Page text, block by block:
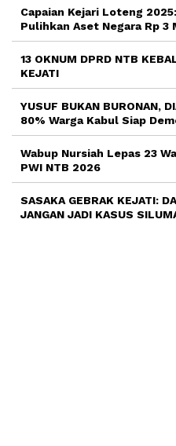
Capaian Kejari Loteng
Pulihkan Aset Negara Rp 3
13 OKNUM DPRD NTB
KEJATI
YUSUF BUKAN BURONAN,
80% Warga Kabul Siap
Wabup Nursiah Lepas 23
PWI NTB 2026
SASAKA GEBRAK KEJATI:
JANGAN JADI KASUS